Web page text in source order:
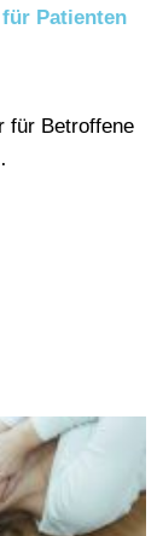
Patienten
für Betroffene